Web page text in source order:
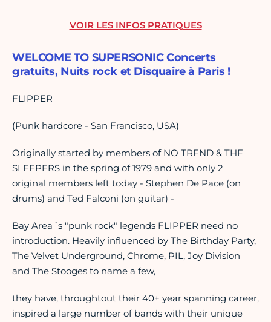
WELCOME TO SUPERSONIC Concerts
gratuits, Nuits rock et Disquaire à Paris !
FLIPPER
(Punk hardcore - San Francisco, USA)
Originally started by members of NO TREND & THE
SLEEPERS in the spring of 1979 and with only 2
original members left today - Stephen De Pace (on
drums) and Ted Falconi (on guitar) -
Bay Area´s "punk rock" legends FLIPPER need no
introduction. Heavily influenced by The Birthday Party,
The Velvet Underground, Chrome, PIL, Joy Division
and The Stooges to name a few,
they have, throughtout their 40+ year spanning career,
inspired a large number of bands with their unique
VOIR LES INFOS PRATIQUES